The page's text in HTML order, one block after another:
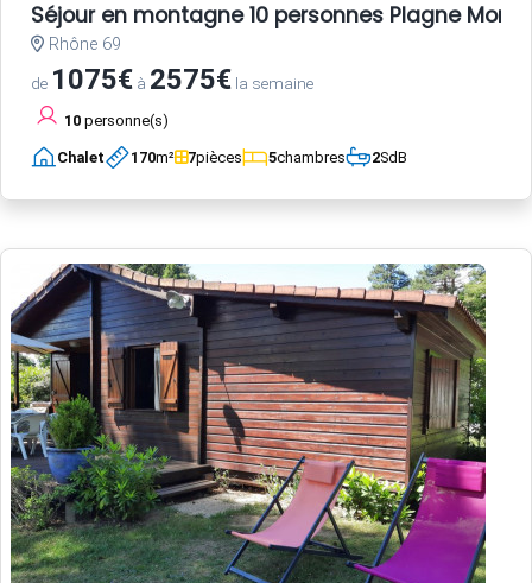
Séjour en montagne 10 personnes Plagne
Rhône 69
de 1075€ à 2575€ la semaine
10 personne(s)
Chalet 170m² 7pièces 5chambres 2SdB